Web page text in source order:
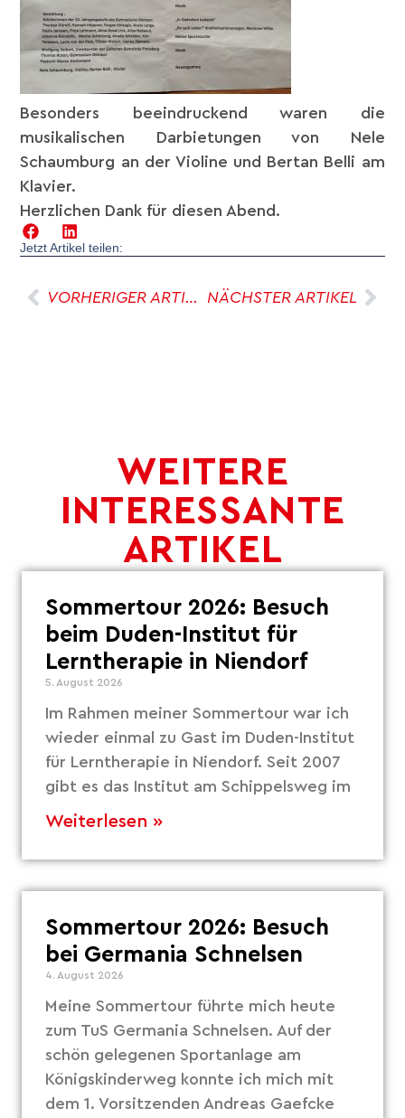
Besonders beeindruckend waren die
musikalischen Darbietungen von Nele
Schaumburg an der Violine und Bertan Belli am
Klavier.
Herzlichen Dank für diesen Abend.
Jetzt Artikel teilen:
VORHERIGER ARTIKEL NÄCHSTER ARTIKEL
WEITERE
INTERESSANTE
ARTIKEL
Sommertour 2026: Besuch
beim Duden-Institut für
Lerntherapie in Niendorf
5. August 2026
Im Rahmen meiner Sommertour war ich
wieder einmal zu Gast im Duden-Institut
für Lerntherapie in Niendorf. Seit 2007
gibt es das Institut am Schippelsweg im
Weiterlesen »
Sommertour 2026: Besuch
bei Germania Schnelsen
4. August 2026
Meine Sommertour führte mich heute
zum TuS Germania Schnelsen. Auf der
schön gelegenen Sportanlage am
Königskinderweg konnte ich mich mit
dem 1. Vorsitzenden Andreas Gaefcke